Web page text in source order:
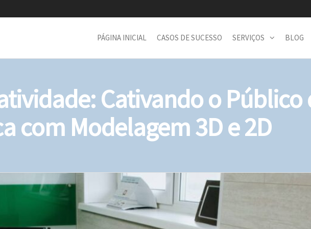
PÁGINA INICIAL CASOS DE SUCESSO SERVIÇOS BLOG
Cativando o Público
com Modelagem 3D e 2D